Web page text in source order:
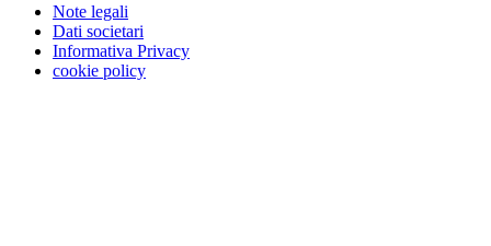
Note legali
Dati societari
Informativa Privacy
cookie policy